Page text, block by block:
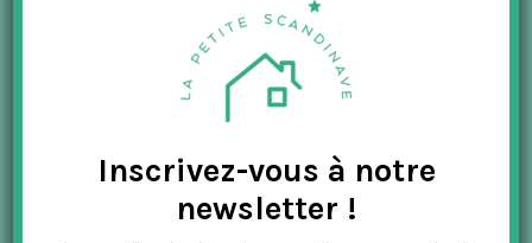
Inscrivez-vous à notre
newsletter !